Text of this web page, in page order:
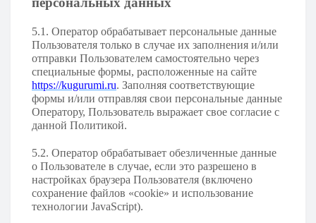
5.1. Оператор обрабатывает персональные данные
Пользователя только в случае их заполнения и/или
отправки Пользователем самостоятельно через
специальные формы, расположенные на сайте
https://kugurumi.ru. Заполняя соответствующие
формы и/или отправляя свои персональные данные
Оператору, Пользователь выражает свое согласие с
данной Политикой.
5.2. Оператор обрабатывает обезличенные данные
о Пользователе в случае, если это разрешено в
настройках браузера Пользователя (включено
сохранение файлов «cookie» и использование
технологии JavaScript).